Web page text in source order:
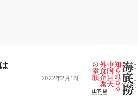
2022年2月16日